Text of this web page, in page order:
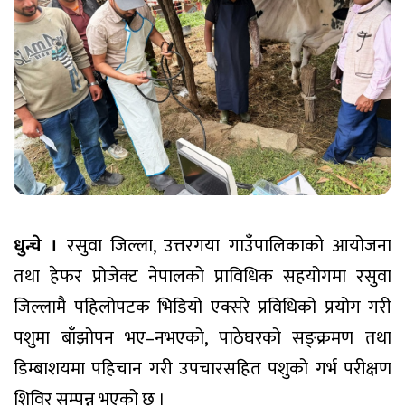
धुन्चे । रसुवा जिल्ला, उत्तरगया गाउँपालिकाको आयोजना
तथा हेफर प्रोजेक्ट नेपालको प्राविधिक सहयोगमा रसुवा
जिल्लामै पहिलोपटक भिडियो एक्सरे प्रविधिको प्रयोग गरी
पशुमा बाँझोपन भए–नभएको, पाठेघरको सङ्क्रमण तथा
डिम्बाशयमा पहिचान गरी उपचारसहित पशुको गर्भ परीक्षण
शिविर सम्पन्न भएको छ ।